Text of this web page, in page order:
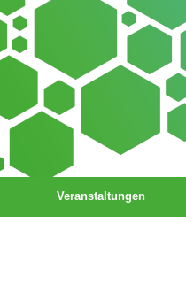
Veranstaltungen